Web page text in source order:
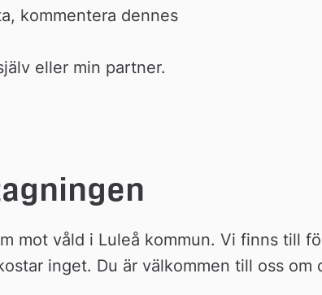
kommentera dennes
eller min partner.
mot våld i Luleå kommun. Vi finns till
inget. Du är välkommen till oss om